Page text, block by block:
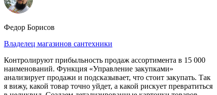
Федор Борисов
Владелец магазинов сантехники
Контролируют прибыльность продаж ассортимента в 15 000
наименований. Функция «Управление закупками»
анализирует продажи и подсказывает, что стоит закупать. Так
я вижу, какой товар точно уйдет, а какой рискует превратиться